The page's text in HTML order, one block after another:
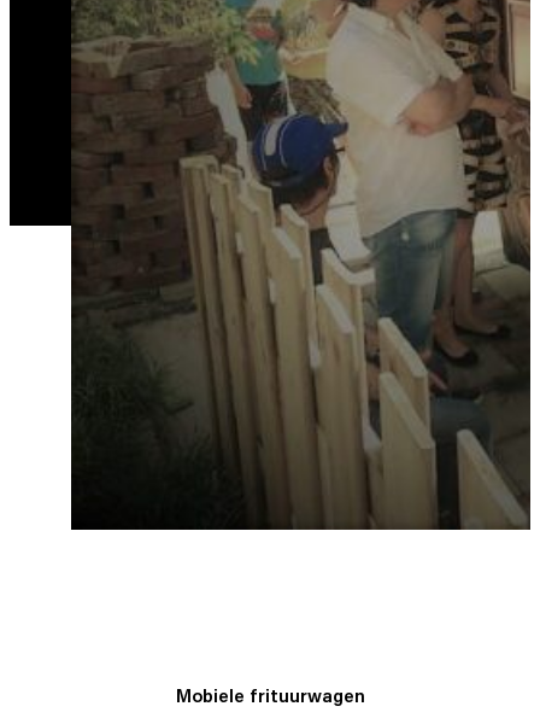
Mobiele frituurwagen